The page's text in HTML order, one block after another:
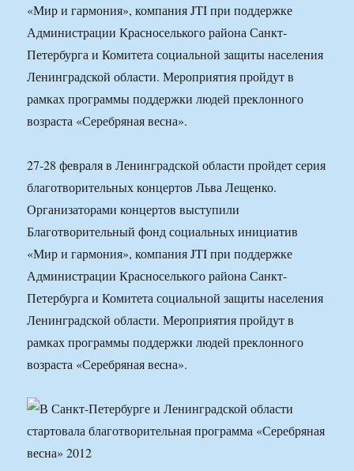
«Мир и гармония», компания JTI при поддержке
Администрации Красноселького района Санкт-
Петербурга и Комитета социальной защиты населения
Ленинградской области. Мероприятия пройдут в
рамках программы поддержки людей преклонного
возраста «Серебряная весна».
27-28 февраля в Ленинградской области пройдет серия
благотворительных концертов Льва Лещенко.
Организаторами концертов выступили
Благотворительный фонд социальных инициатив
«Мир и гармония», компания JTI при поддержке
Администрации Красноселького района Санкт-
Петербурга и Комитета социальной защиты населения
Ленинградской области. Мероприятия пройдут в
рамках программы поддержки людей преклонного
возраста «Серебряная весна».